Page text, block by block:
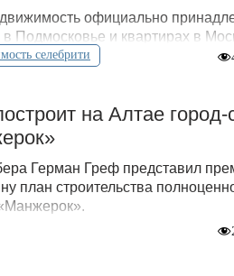
официально
в Подмосковье и квартирах в
данных.
селебрити
на Алтае город-
Герман Греф представил
план строительства